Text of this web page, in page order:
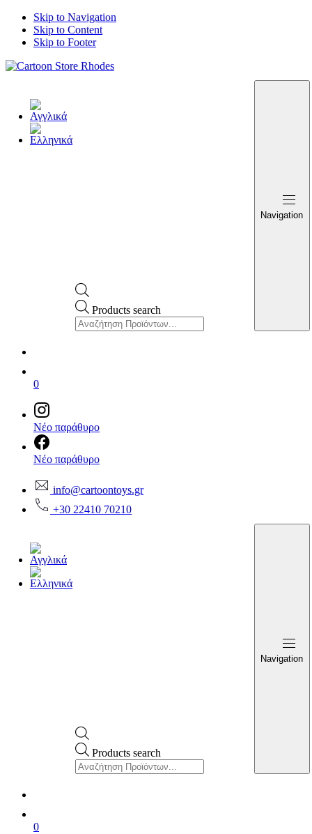
Skip to Navigation
Skip to Content
Skip to Footer
Products search
Navigation
0
Νέο παράθυρο
Νέο παράθυρο
info@cartoontoys.gr
+30 22410 70210
Products search
Navigation
0